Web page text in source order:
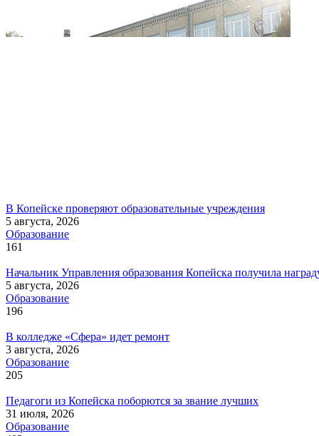
В Копейске проверяют образовательные учреждения
5 августа, 2026
Образование
161
Начальник Управления образования Копейска получила
5 августа, 2026
Образование
196
В колледже «Сфера» идет ремонт
3 августа, 2026
Образование
205
Педагоги из Копейска поборются за звание лучших
31 июля, 2026
Образование